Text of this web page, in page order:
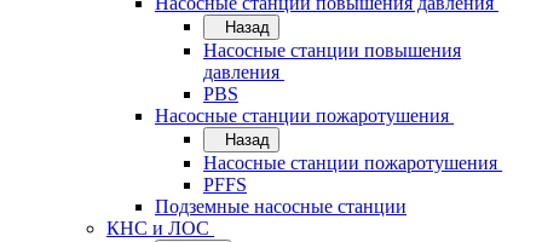
Назад
Насосные станции повышения
давления
PBS
Насосные станции пожаротушения
Назад
Насосные станции пожаротушения
PFFS
Подземные насосные станции
КНС и ЛОС